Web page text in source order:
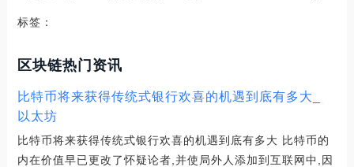
标签：
区块链热门资讯
比特币将来获得传统式银行欢喜的机遇到底有多大_
以太坊
比特币将来获得传统式银行欢喜的机遇到底有多大 比特币的
内在价值早已更改了怀疑论者,并使局外人添加到互联网中,因